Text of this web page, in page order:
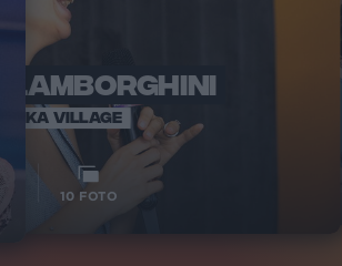
VILLAGE
10 FOTO
RADIO ITALIA
VOI TANKA VILLAGE